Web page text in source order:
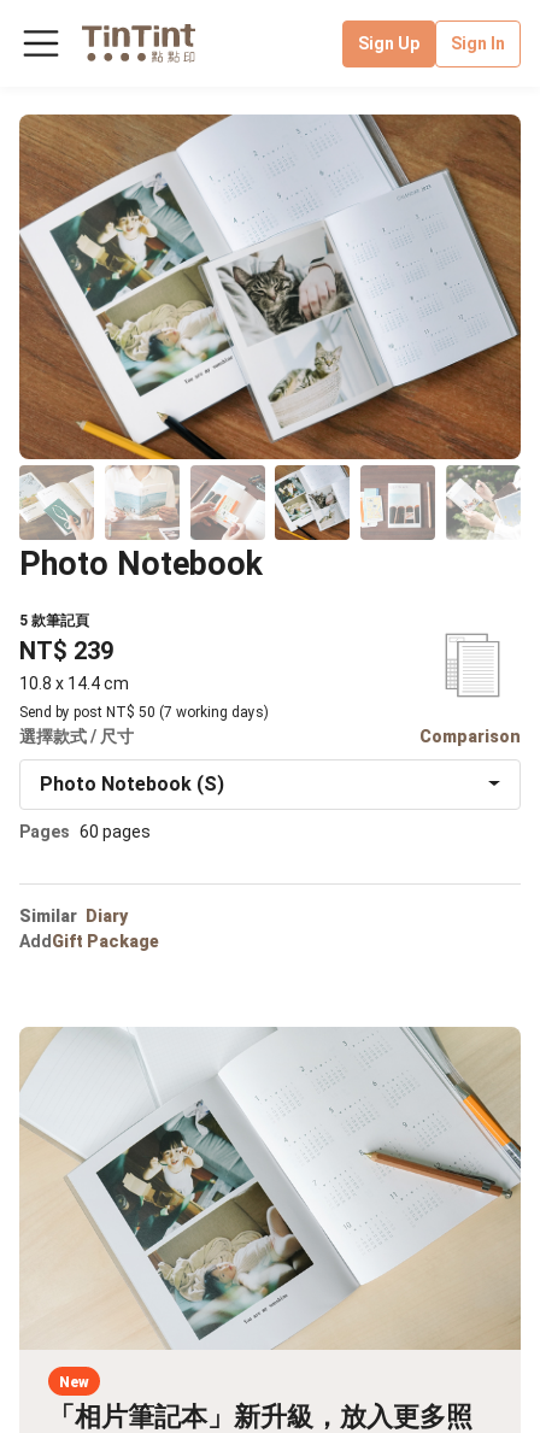
Sign Up Sign In
Photo Notebook
5 款筆記頁
NT$ 239
10.8 x 14.4 cm
Send by post NT$ 50 (7 working days)
選擇款式 / 尺寸 Comparison
Photo Notebook (S)
Pages 60 pages
Similar Diary
AddGift Package
New
「相片筆記本」新升級，放入更多照